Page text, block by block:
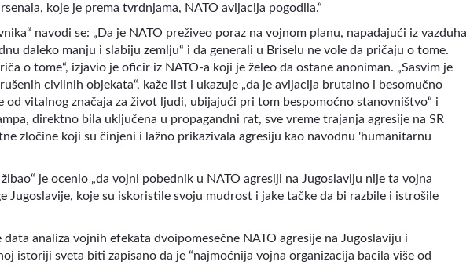
koje je prema tvrdnjama, NATO avijacija pogodila.“
navodi se: „Da je NATO preživeo poraz na vojnom planu, napadajući iz vazduha
daleko manju i slabiju zemlju“ i da generali u Briselu ne vole da pričaju o tome.
o tome“, izjavio je oficir iz NATO-a koji je želeo da ostane anoniman. „Sasvim je
civilnih objekata“, kaže list i ukazuje „da je avijacija brutalno i besomučno
od vitalnog značaja za život ljudi, ubijajući pri tom bespomoćno stanovništvo“ i
direktno bila uključena u propagandni rat, sve vreme trajanja agresije na SR
zločine koji su činjeni i lažno prikazivala agresiju kao navodnu 'humanitarnu
je ocenio „da vojni pobednik u NATO agresiji na Jugoslaviju nije ta vojna
Jugoslavije, koje su iskoristile svoju mudrost i jake tačke da bi razbile i istrošile
analiza vojnih efekata dvoipomesečne NATO agresije na Jugoslaviju i
istoriji sveta biti zapisano da je “najmoćnija vojna organizacija bacila više od